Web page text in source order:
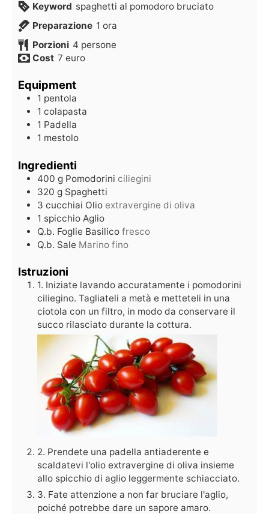
Keyword spaghetti al pomodoro bruciato
Preparazione 1 ora
Porzioni 4 persone
Cost 7 euro
Equipment
1 pentola
1 colapasta
1 Padella
1 mestolo
Ingredienti
400 g Pomodorini ciliegini
320 g Spaghetti
3 cucchiai Olio extravergine di oliva
1 spicchio Aglio
Q.b. Foglie Basilico fresco
Q.b. Sale Marino fino
Istruzioni
1. Iniziate lavando accuratamente i pomodorini
ciliegino. Tagliateli a metà e metteteli in una
ciotola con un filtro, in modo da conservare il
succo rilasciato durante la cottura.
2. Prendete una padella antiaderente e
scaldatevi l'olio extravergine di oliva insieme
allo spicchio di aglio leggermente schiacciato.
3. Fate attenzione a non far bruciare l'aglio,
poiché potrebbe dare un sapore amaro.